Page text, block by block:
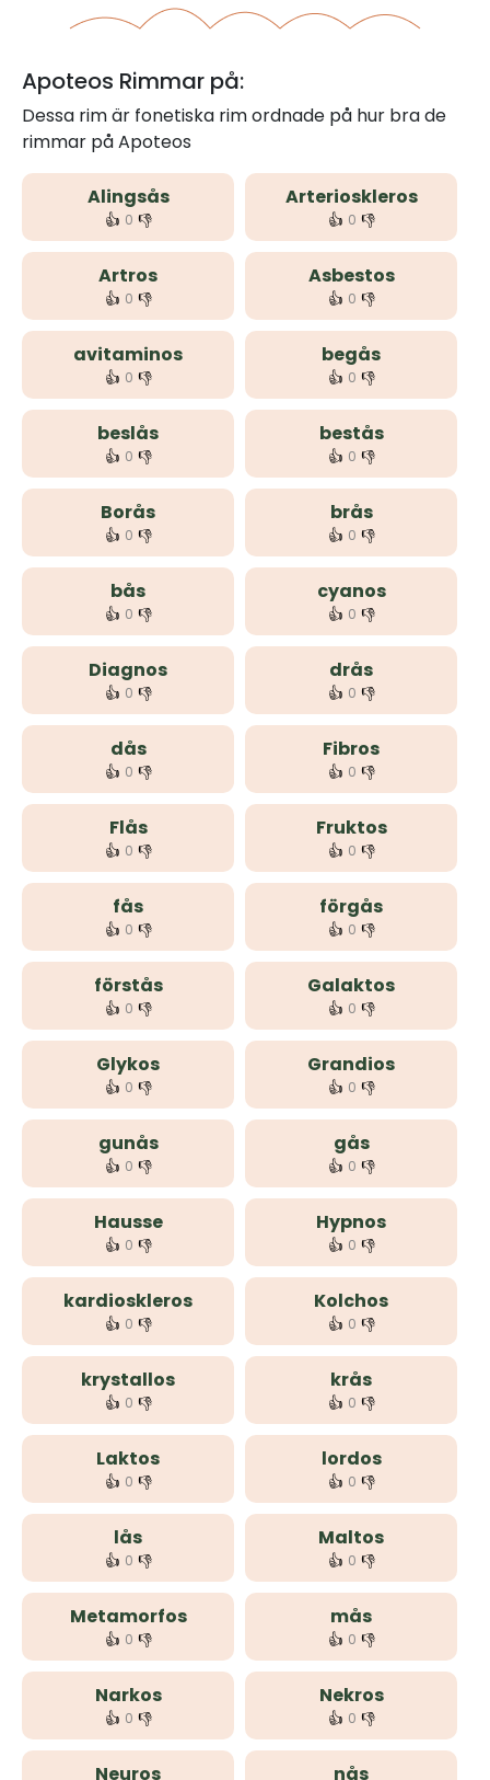
Apoteos Rimmar på:
Dessa rim är fonetiska rim ordnade på hur bra de
rimmar på Apoteos
Alingsås
👍 0 👎
Arterioskleros
👍 0 👎
Artros
👍 0 👎
Asbestos
👍 0 👎
avitaminos
👍 0 👎
begås
👍 0 👎
beslås
👍 0 👎
bestås
👍 0 👎
Borås
👍 0 👎
brås
👍 0 👎
bås
👍 0 👎
cyanos
👍 0 👎
Diagnos
👍 0 👎
drås
👍 0 👎
dås
👍 0 👎
Fibros
👍 0 👎
Flås
👍 0 👎
Fruktos
👍 0 👎
fås
👍 0 👎
förgås
👍 0 👎
förstås
👍 0 👎
Galaktos
👍 0 👎
Glykos
👍 0 👎
Grandios
👍 0 👎
gunås
👍 0 👎
gås
👍 0 👎
Hausse
👍 0 👎
Hypnos
👍 0 👎
kardioskleros
👍 0 👎
Kolchos
👍 0 👎
krystallos
👍 0 👎
krås
👍 0 👎
Laktos
👍 0 👎
lordos
👍 0 👎
lås
👍 0 👎
Maltos
👍 0 👎
Metamorfos
👍 0 👎
mås
👍 0 👎
Narkos
👍 0 👎
Nekros
👍 0 👎
Neuros nås